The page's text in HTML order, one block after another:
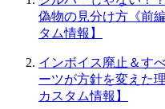
偽物の見分け方《前
タム情報】
インボイス廃止＆す
ーツが方針を変えた
カスタム情報】